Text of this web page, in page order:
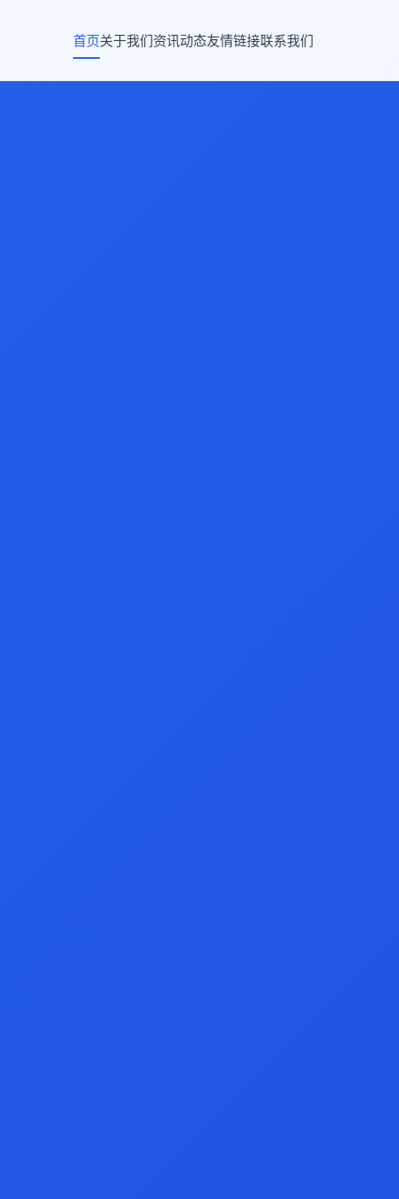
首页关于我们资讯动态友情链接联系我们